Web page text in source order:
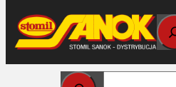
Przejdź
do
treści